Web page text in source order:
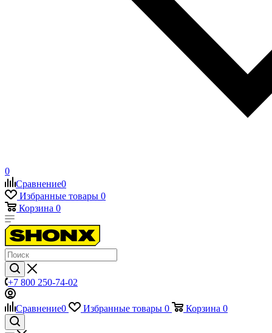
0
Сравнение0
Избранные товары 0
Корзина 0
+7 800 250-74-02
Сравнение0 Избранные товары 0 Корзина 0